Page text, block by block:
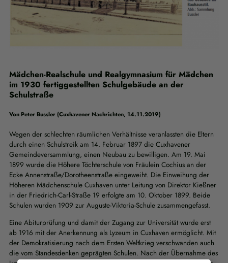
Mädchen-Realschule und Realgymnasium für Mädchen
im 1930 fertiggestellten Schulgebäude an der
Schulstraße
Von Peter Bussler (Cuxhavener Nachrichten, 14.11.2019)
Wegen der schlechten räumlichen Verhältnisse veranlassten die Eltern
durch einen Schulstreik am 14. Februar 1897 die Cuxhavener
Gemeindeversammlung, einen Neubau zu bewilligen. Am 19. Mai
1899 wurde die Höhere Töchterschule von Fräulein Cochius an der
Ecke Annenstraße/Dorotheenstraße eingeweiht. Die Einweihung der
Höheren Mädchenschule Cuxhaven unter Leitung von Direktor Kießner
in der Friedrich-Carl-Straße 19 erfolgte am 10. Oktober 1899. Beide
Schulen wurden 1909 zur Auguste-Viktoria-Schule zusammengefasst.
Eine Abiturprüfung und damit der Zugang zur Universität wurde erst
ab 1916 mit der Anerkennung als Lyzeum in Cuxhaven ermöglicht. Mit
der Demokratisierung nach dem Ersten Weltkrieg verschwanden auch
die vom Standesdenken geprägten Schulen. Nach der Übernahme des